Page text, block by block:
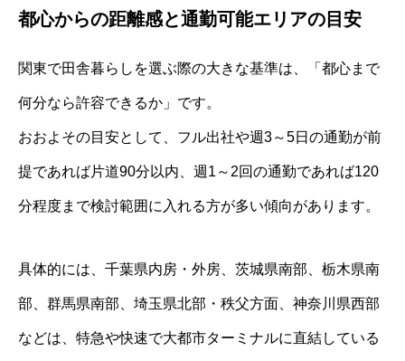
都心からの距離感と通勤可能エリアの目安
関東で田舎暮らしを選ぶ際の大きな基準は、「都心まで
何分なら許容できるか」です。
おおよその目安として、フル出社や週3～5日の通勤が前
提であれば片道90分以内、週1～2回の通勤であれば120
分程度まで検討範囲に入れる方が多い傾向があります。
具体的には、千葉県内房・外房、茨城県南部、栃木県南
部、群馬県南部、埼玉県北部・秩父方面、神奈川県西部
などは、特急や快速で大都市ターミナルに直結している